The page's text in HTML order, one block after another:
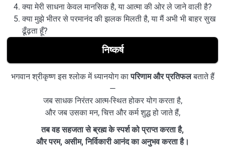
क्या मेरी साधना केवल मानसिक है, या आत्मा की ओर ले जाने वाली है?
क्या मुझे भीतर से परमानंद की झलक मिलती है, या मैं अभी भी बाहर सुख
ढूँढ़ता हूँ?
निष्कर्ष
भगवान श्रीकृष्ण इस श्लोक में ध्यानयोग कापरिणाम और प्रतिफलबताते हैं
—
जब साधक निरंतर आत्म-स्थित होकर योग करता है,
और जब उसका मन, चित्त और कर्म शुद्ध हो जाते हैं,
तब वह सहजता से ब्रह्म के स्पर्श को प्राप्त करता है,
और परम, असीम, निर्विकारी आनंद का अनुभव करता है।